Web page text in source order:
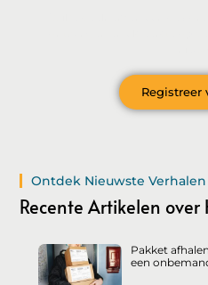
Registreer
Ontdek Nieuwste Verhalen
Recente Artikelen over
Pakket
een